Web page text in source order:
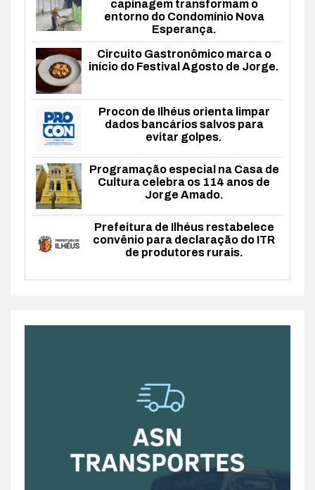
capinagem transformam o
entorno do Condomínio Nova
Esperança.
Circuito Gastronômico marca o
início do Festival Agosto de Jorge.
Procon de Ilhéus orienta limpar
dados bancários salvos para
evitar golpes.
Programação especial na Casa de
Cultura celebra os 114 anos de
Jorge Amado.
Prefeitura de Ilhéus restabelece
convênio para declaração do ITR
de produtores rurais.